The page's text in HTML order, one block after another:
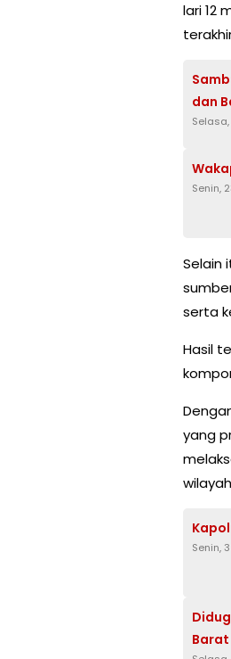
lari 12
dan
Senin,
Selain
serta
Hasil
yang
Senin,
Barat